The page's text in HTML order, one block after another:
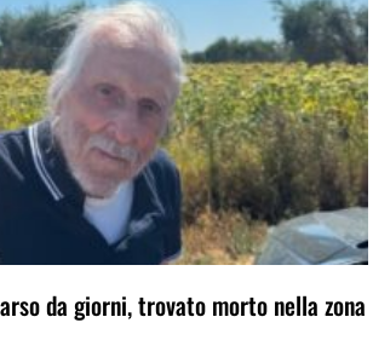
da giorni, trovato morto nella zona